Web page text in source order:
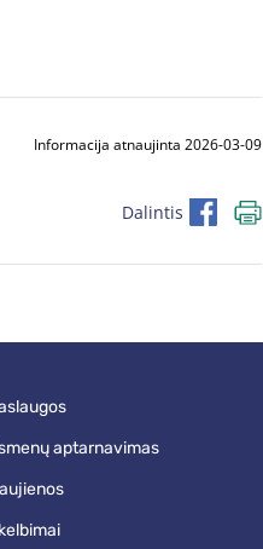
Informacija atnaujinta 2026-03-09
Dalintis
aptarnavimas
naujienos
skelbimai